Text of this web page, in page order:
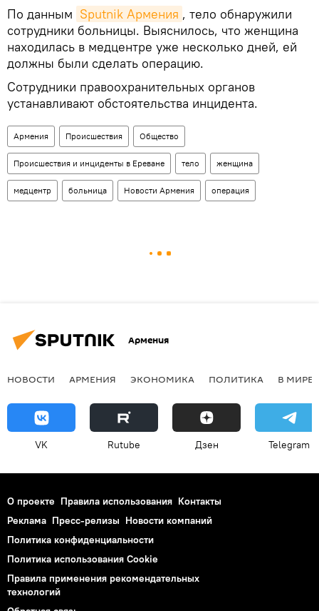
По данным Sputnik Армения , тело обнаружили
сотрудники больницы. Выяснилось, что женщина
находилась в медцентре уже несколько дней, ей
должны были сделать операцию.
Сотрудники правоохранительных органов
устанавливают обстоятельства инцидента.
Армения Происшествия Общество
Происшествия и инциденты в Ереване тело женщина
медцентр больница Новости Армения операция
Армения
НОВОСТИ АРМЕНИЯ ЭКОНОМИКА ПОЛИТИКА В МИРЕ
VK Rutube Дзен Telegram
О проекте Правила использования Контакты
Реклама Пресс-релизы Новости компаний
Политика конфиденциальности
Политика использования Cookie
Правила применения рекомендательных
технологий